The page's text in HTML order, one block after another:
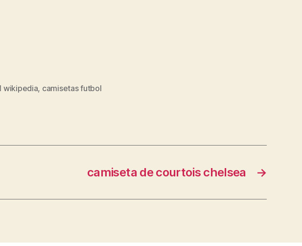
wikipedia, camisetas futbol
→
camiseta de courtois chelsea